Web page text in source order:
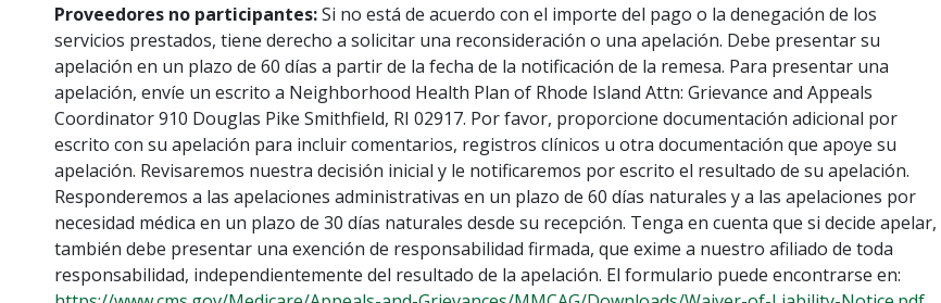
Proveedores no participantes:Si no está de acuerdo con el importe del pago o la denegación de los
servicios prestados, tiene derecho a solicitar una reconsideración o una apelación. Debe presentar su
apelación en un plazo de 60 días a partir de la fecha de la notificación de la remesa. Para presentar una
apelación, envíe un escrito a Neighborhood Health Plan of Rhode Island Attn: Grievance and Appeals
Coordinator 910 Douglas Pike Smithfield, RI 02917. Por favor, proporcione documentación adicional por
escrito con su apelación para incluir comentarios, registros clínicos u otra documentación que apoye su
apelación. Revisaremos nuestra decisión inicial y le notificaremos por escrito el resultado de su apelación.
Responderemos a las apelaciones administrativas en un plazo de 60 días naturales y a las apelaciones por
necesidad médica en un plazo de 30 días naturales desde su recepción. Tenga en cuenta que si decide apelar,
también debe presentar una exención de responsabilidad firmada, que exime a nuestro afiliado de toda
responsabilidad, independientemente del resultado de la apelación. El formulario puede encontrarse en: